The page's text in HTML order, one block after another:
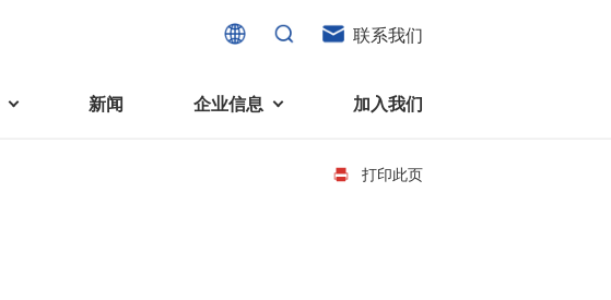
联系我们
新闻 企业信息 加入我们
打印此页